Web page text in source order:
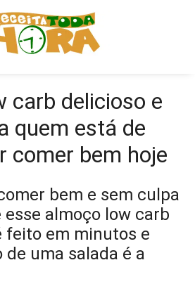
carb delicioso e
quem está de
comer bem hoje
bem e sem culpa
almoço low carb
feito em minutos e
uma salada é a